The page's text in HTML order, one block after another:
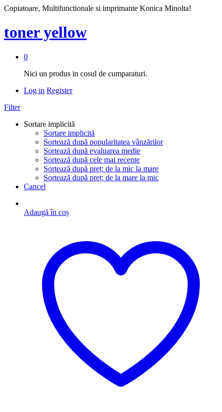
Copiatoare, Multifunctionale si imprimante Konica Minolta!
toner yellow
0
Nici un produs in cosul de cumparaturi.
Log in Register
Filter
Sortare implicită
Sortare implicită
Sortează după popularitatea vânzărilor
Sortează după evaluarea medie
Sortează după cele mai recente
Sortează după preț: de la mic la mare
Sortează după preț: de la mare la mic
Cancel
Adaugă în coș